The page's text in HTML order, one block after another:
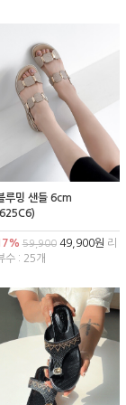
루밍 샌들 6cm
59,90049,900원 리
수 : 25개